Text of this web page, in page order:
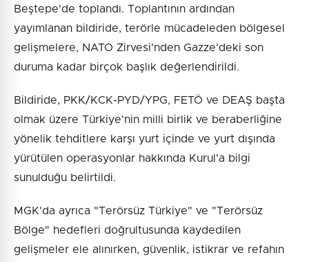
Beştepe'de toplandı. Toplantının ardından
yayımlanan bildiride, terörle mücadeleden bölgesel
gelişmelere, NATO Zirvesi'nden Gazze'deki son
duruma kadar birçok başlık değerlendirildi.
Bildiride, PKK/KCK-PYD/YPG, FETÖ ve DEAŞ başta
olmak üzere Türkiye'nin milli birlik ve beraberliğine
yönelik tehditlere karşı yurt içinde ve yurt dışında
yürütülen operasyonlar hakkında Kurul'a bilgi
sunulduğu belirtildi.
MGK'da ayrıca "Terörsüz Türkiye" ve "Terörsüz
Bölge" hedefleri doğrultusunda kaydedilen
gelişmeler ele alınırken, güvenlik, istikrar ve refahın